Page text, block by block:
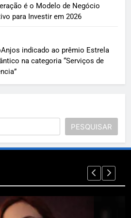
é o Modelo de Negócio
para Investir em 2026
indicado ao prêmio Estrela
na categoria “Serviços de
PESQUISAR